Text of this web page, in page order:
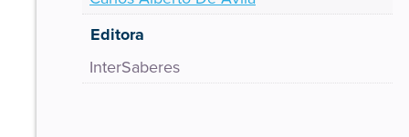
Editora
InterSaberes